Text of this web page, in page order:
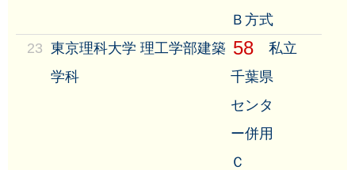
Ｂ方式
23 東京理科大学 理工学部建築
学科
58
私立
千葉県
センタ
ー併用
Ｃ